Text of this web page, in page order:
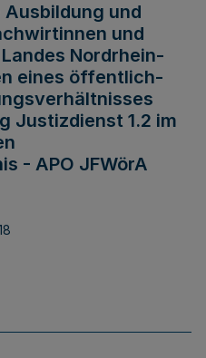
und
und
Nordrhein-
eines öffentlich-
Justizdienst 1.2 im
- APO JFWörA